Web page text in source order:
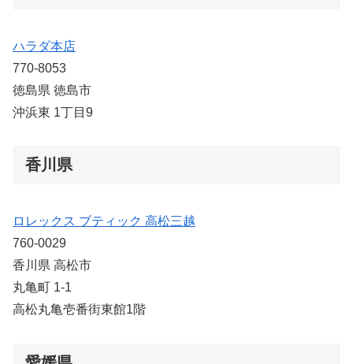
ハラダ本店
770-8053
徳島県 徳島市
沖浜東 1丁目9
香川県
ロレックス ブティック 高松三越
760-0029
香川県 高松市
丸亀町 1-1
高松丸亀壱番街東館1階